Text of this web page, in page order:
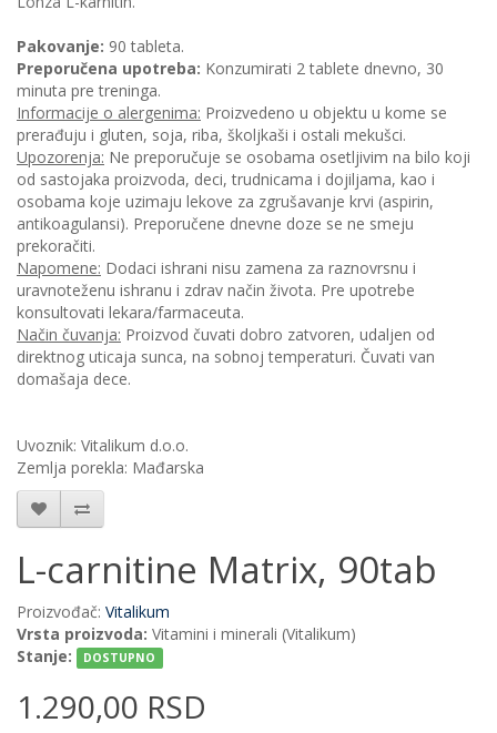
Pakovanje: 90 tableta.
Preporučena upotreba: Konzumirati 2 tablete dnevno, 30
minuta pre treninga.
Informacije o alergenima: Proizvedeno u objektu u kome se
prerađuju i gluten, soja, riba, školjkaši i ostali mekušci.
Upozorenja: Ne preporučuje se osobama osetljivim na bilo koji
od sastojaka proizvoda, deci, trudnicama i dojiljama, kao i
osobama koje uzimaju lekove za zgrušavanje krvi (aspirin,
antikoagulansi). Preporučene dnevne doze se ne smeju
prekoračiti.
Napomene: Dodaci ishrani nisu zamena za raznovrsnu i
uravnoteženu ishranu i zdrav način života. Pre upotrebe
konsultovati lekara/farmaceuta.
Način čuvanja: Proizvod čuvati dobro zatvoren, udaljen od
direktnog uticaja sunca, na sobnoj temperaturi. Čuvati van
domašaja dece.
Uvoznik: Vitalikum d.o.o.
Zemlja porekla: Mađarska
L-carnitine Matrix, 90tab
Proizvođač: Vitalikum
Vrsta proizvoda: Vitamini i minerali (Vitalikum)
Stanje:
DOSTUPNO
1.290,00 RSD